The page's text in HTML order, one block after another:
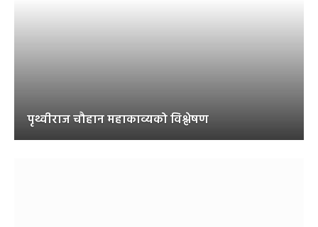
पृथ्वीराज चौहान महाकाव्यको विश्लेषण